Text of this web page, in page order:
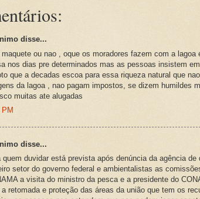
disse...
ou nao , oque os moradores fazem com a
nos dias pre determinados mas as pessoas insistem
que a decadas escoa para essa riqueza natural que
da lagoa , nao pagam impostos, se dizem humildes
muitas ate alugadas
disse...
quem duvidar está prevista após denúncia da agência
setor do governo federal e ambientalistas as
a visita do ministro da pesca e a presidente do
a retomada e proteção das áreas da união que tem os